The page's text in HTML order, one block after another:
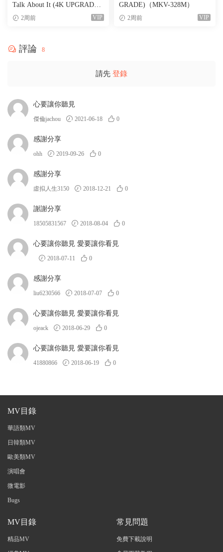
Talk About It (4K UPGRADE)
（MKV-470M）
2周前 VIP
GRADE)（MKV-328M）
2周前 VIP
評論 8
請先 登錄
心要讓你聽見
傑倫jachou 2021-06-18 0
感謝分享
ohh 2019-09-26 0
感謝分享
虛拟人生3150 2018-12-21 0
謝謝分享
18505831567 2018-08-04 0
心要讓你聽見 愛要讓你看見
2018-07-11 0
感謝分享
liu6230566 2018-07-07 0
心要讓你聽見 愛要讓你看見
ojeack 2018-06-29 0
心要讓你聽見 愛要讓你看見
41880866 2018-06-19 0
MV目錄
華語類MV
日韓類MV
歐美類MV
演唱會
微電影
Bugs
MV目錄
精品MV
常見問題
免費下載說明